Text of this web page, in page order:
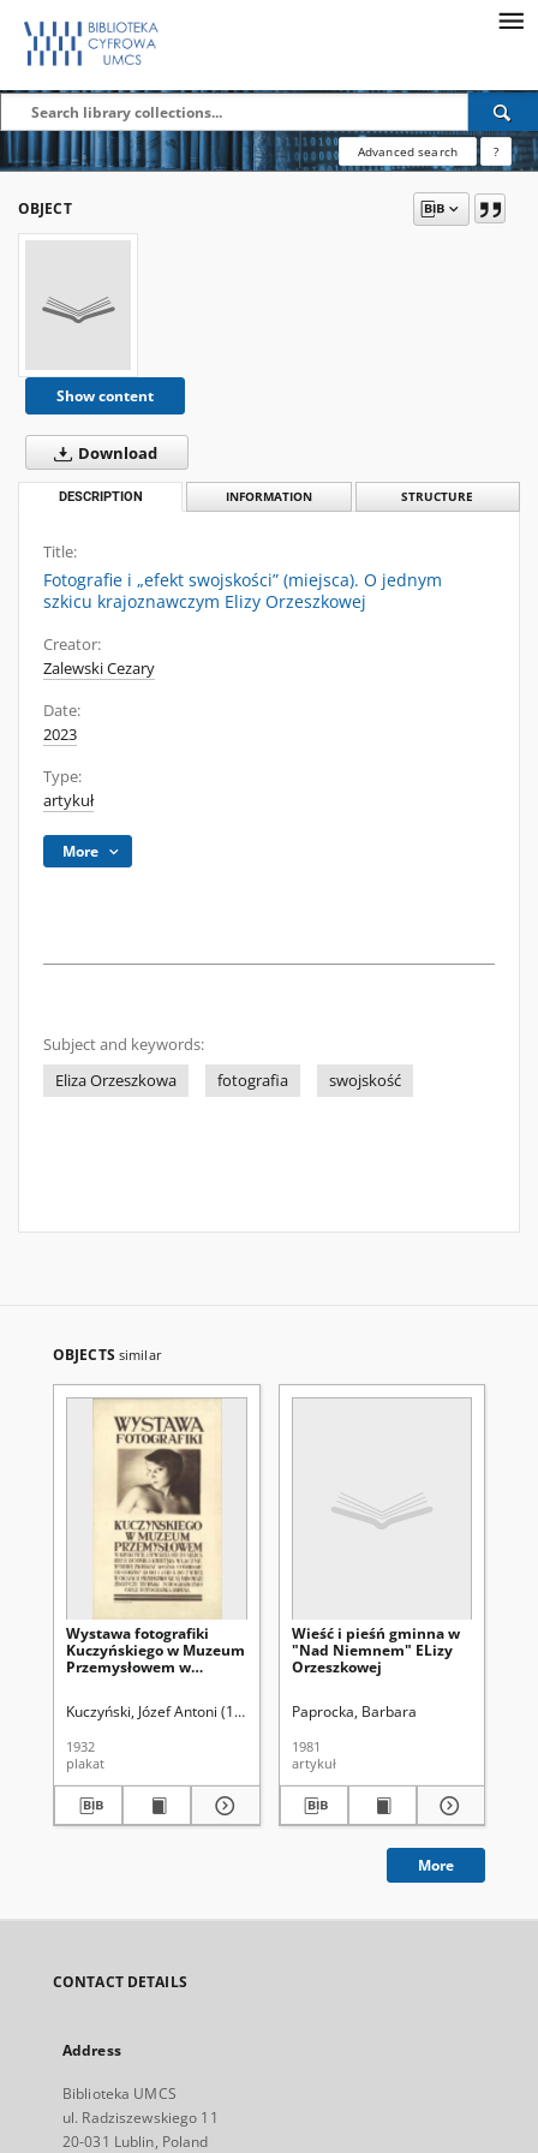
Advanced search ?
OBJECT
Show content
Download
DESCRIPTION INFORMATION STRUCTURE
Title:
Fotografie i „efekt swojskości” (miejsca). O jednym
szkicu krajoznawczym Elizy Orzeszkowej
Creator:
Zalewski Cezary
Date:
2023
Type:
artykuł
More
Subject and keywords:
Eliza Orzeszkowa
fotografia swojskość
OBJECTS similar
Wystawa fotografiki
Kuczyńskiego w Muzeum
Przemysłowem w
Kuczyński, Józef Antoni (1875-1952)
1932
plakat
Wieść i pieśń gminna w
"Nad Niemnem" ELizy
Orzeszkowej
Paprocka, Barbara
1981
artykuł
More
CONTACT DETAILS
Address
Biblioteka UMCS
ul. Radziszewskiego 11
20-031 Lublin, Poland